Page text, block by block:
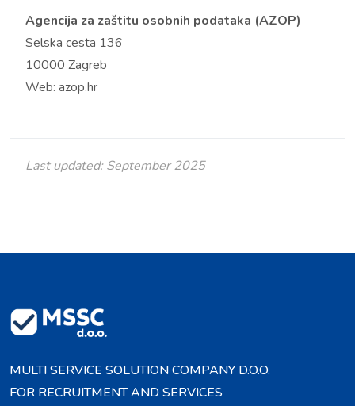
Agencija za zaštitu osobnih podataka (AZOP)
Selska cesta 136
10000 Zagreb
Web: azop.hr
Last updated: September 2025
MULTI SERVICE SOLUTION COMPANY D.O.O.
FOR RECRUITMENT AND SERVICES